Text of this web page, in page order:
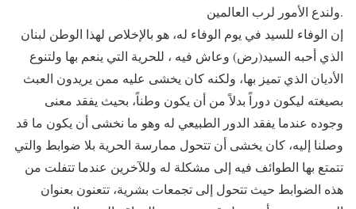
ولندع الأمور لرب العالمين.
إن الوفاء للسيد في يوم الوفاء له، هو بالإخلاص لهذا الوطن لبنان
الذي أحبه السيد(رض) وعاش فيه ، للحرية التي ينعم بها ولتنوع
الأديان الذي تميز بها، ولكنه كان يخشى عليه ممن يريدون العبث
بصيغته ليكون دوراً بدلاً من أن يكون وطناً، بحيث يفقد معنى
وجوده عندما يفقد الدور الطبيعي له وهو ما نخشى أن يكون ما قد
وصلنا إليه، كان يخشى أن تتحول ممارسة الحرية بلا ضوابط والتي
تتمتع بها الطوائف فيه إلى مشكلة له وللآخرين عندما تتفلت من
هذه الضوابط حيث تتحول إلى تجمعات بشرية، تتعنون بعنوان